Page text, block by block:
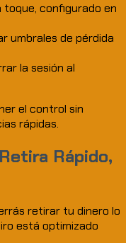
toque, configurado en
umbrales de pérdida
la sesión al
el control sin
rápidas.
Rápido,
retirar tu dinero lo
está optimizado